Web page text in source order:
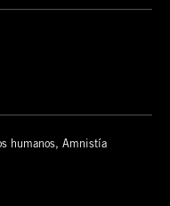
humanos, Amnistía